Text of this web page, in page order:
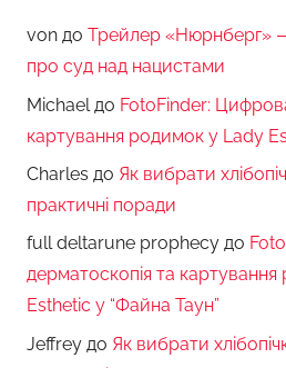
von до Трейлер «Нюрнберг»
про суд над нацистами
Michael до FotoFinder:
картування родимок у Lady
Charles до Як вибрати
практичні поради
full deltarune prophecy до
дерматоскопія та
Esthetic у “Файна Таун”
Jeffrey до Як вибрати